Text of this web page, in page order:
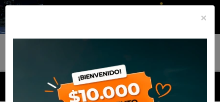
MENU
×